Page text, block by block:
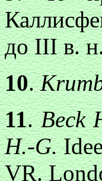
до III в.
10.
11.Beck
H.-G.
VR.